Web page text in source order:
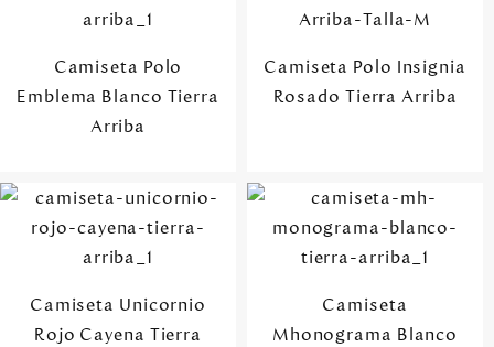
Camiseta Polo
Emblema Blanco Tierra
Arriba
Camiseta Polo Insignia
Rosado Tierra Arriba
Camiseta Unicornio
Rojo Cayena Tierra
Camiseta
Mhonograma Blanco